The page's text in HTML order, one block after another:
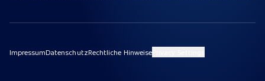
ImpressumDatenschutzRechtliche Hinweise